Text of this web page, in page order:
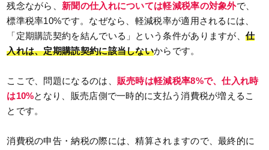
残念ながら、新聞の仕入れについては軽減税率の対象外で、
標準税率10%です。なぜなら、軽減税率が適用されるには、
「定期購読契約を結んでいる」という条件がありますが、仕
入れは、定期購読契約に該当しないからです。
ここで、問題になるのは、 販売時は軽減税率8%で、仕入れ時
は10%となり、販売店側で一時的に支払う消費税が増えるこ
とです。
消費税の申告・納税の際には、精算されますので、最終的に